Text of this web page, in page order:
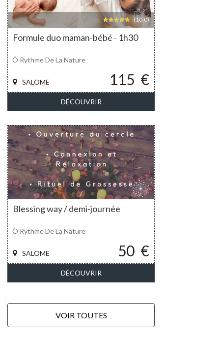
(10,0)
Formule duo maman-bébé - 1h30
115 €
SALOME
Ô Rythme De La Nature
DÉCOUVRIR
Blessing way / demi-journée
50 €
SALOME
Ô Rythme De La Nature
DÉCOUVRIR
VOIR TOUTES